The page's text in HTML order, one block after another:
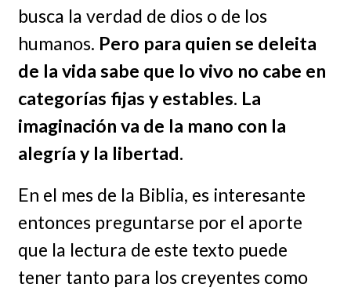
busca la verdad de dios o de los
humanos. Pero para quien se deleita
de la vida sabe que lo vivo no cabe en
categorías fijas y estables. La
imaginación va de la mano con la
alegría y la libertad.
En el mes de la Biblia, es interesante
entonces preguntarse por el aporte
que la lectura de este texto puede
tener tanto para los creyentes como